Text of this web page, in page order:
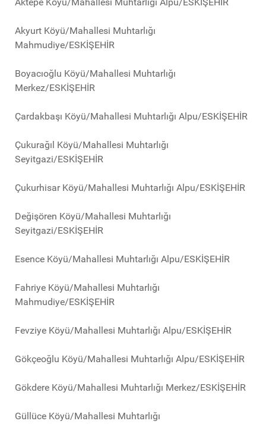
Akyurt Köyü/Mahallesi Muhtarlığı
Mahmudiye/ESKİŞEHİR
Boyacıoğlu Köyü/Mahallesi Muhtarlığı
Merkez/ESKİŞEHİR
Çardakbaşı Köyü/Mahallesi Muhtarlığı Alpu/ESKİŞEHİR
Çukurağıl Köyü/Mahallesi Muhtarlığı
Seyitgazi/ESKİŞEHİR
Çukurhisar Köyü/Mahallesi Muhtarlığı Alpu/ESKİŞEHİR
Değişören Köyü/Mahallesi Muhtarlığı
Seyitgazi/ESKİŞEHİR
Esence Köyü/Mahallesi Muhtarlığı Alpu/ESKİŞEHİR
Fahriye Köyü/Mahallesi Muhtarlığı
Mahmudiye/ESKİŞEHİR
Fevziye Köyü/Mahallesi Muhtarlığı Alpu/ESKİŞEHİR
Gökçeoğlu Köyü/Mahallesi Muhtarlığı Alpu/ESKİŞEHİR
Gökdere Köyü/Mahallesi Muhtarlığı Merkez/ESKİŞEHİR
Güllüce Köyü/Mahallesi Muhtarlığı